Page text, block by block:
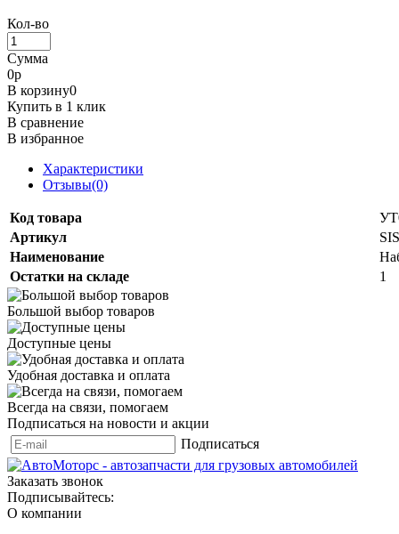
Кол-во
Сумма
0р
В корзину0
Купить в 1 клик
В сравнение
В избранное
Характеристики
Отзывы(0)
Код товара
Артикул
Наименование
Остатки на складе
1
Большой выбор товаров
Доступные цены
Удобная доставка и оплата
Всегда на связи, помогаем
Подписаться на новости и акции
Подписаться
Заказать звонок
Подписывайтесь:
О компании